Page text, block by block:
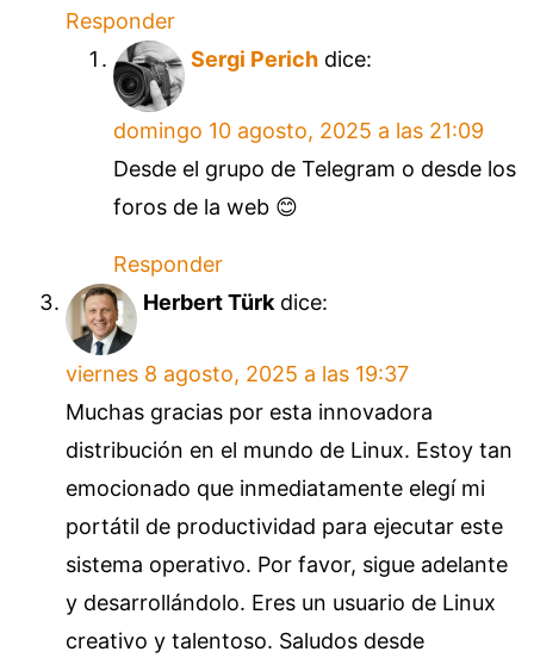
Responder
Sergi Perich dice:
domingo 10 agosto, 2025 a las 21:09
Desde el grupo de Telegram o desde los
foros de la web 😊
Responder
Herbert Türk dice:
viernes 8 agosto, 2025 a las 19:37
Muchas gracias por esta innovadora
distribución en el mundo de Linux. Estoy tan
emocionado que inmediatamente elegí mi
portátil de productividad para ejecutar este
sistema operativo. Por favor, sigue adelante
y desarrollándolo. Eres un usuario de Linux
creativo y talentoso. Saludos desde